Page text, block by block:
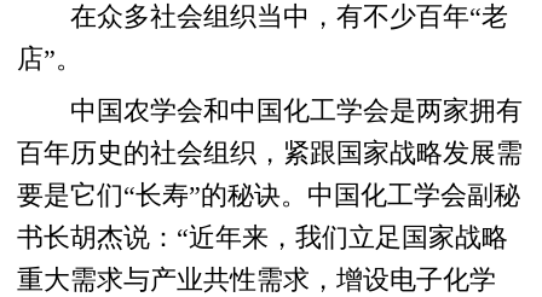
在众多社会组织当中，有不少百年“老
店”。
中国农学会和中国化工学会是两家拥有
百年历史的社会组织，紧跟国家战略发展需
要是它们“长寿”的秘诀。中国化工学会副秘
书长胡杰说：“近年来，我们立足国家战略
重大需求与产业共性需求，增设电子化学